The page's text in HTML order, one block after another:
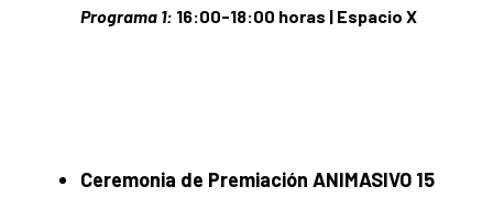
Programa 1: 16:00-18:00 horas | Espacio X
Ceremonia de Premiación ANIMASIVO 15